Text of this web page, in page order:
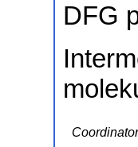
DFG
Coordinator